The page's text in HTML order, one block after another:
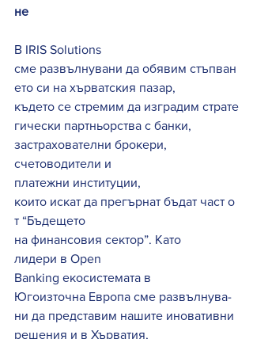
не
В IRIS Solutions
сме развълнувани да обявим стъпван
ето си на хърватския пазар,
където се стремим да изградим страте
гически партньорства с банки,
застрахователни брокери,
счетоводители и
платежни институции,
които искат да прегърнат бъдат част о
т “Бъдещето
на финансовия сектор”. Като
лидери в Open
Banking екосистемата в
Югоизточна Европа сме развълнува-
ни да представим нашите иновативни
решения и в Хърватия,